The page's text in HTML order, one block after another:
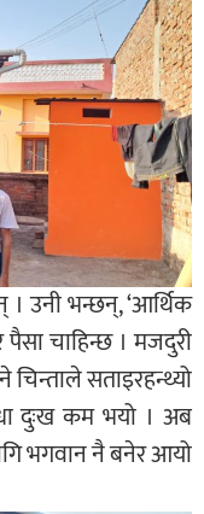
उनी भन्छन्, ‘आर्थिक
चाहिन्छ । मजदुरी
चिन्ताले सताइरहन्थ्यो
दुःख कम भयो । अब
भगवान नै बनेर आयो